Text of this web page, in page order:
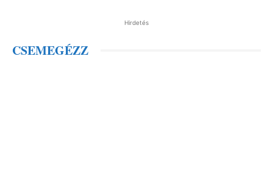
Hirdetés
CSEMEGÉZZ